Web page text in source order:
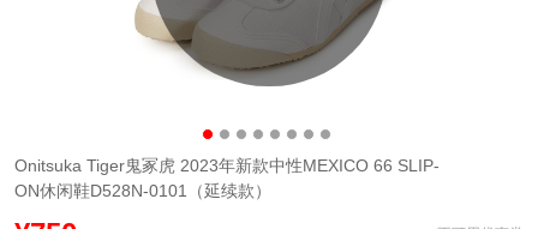
Onitsuka Tiger鬼冢虎 2023年新款中性MEXICO 66 SLIP-
ON休闲鞋D528N-0101（延续款）